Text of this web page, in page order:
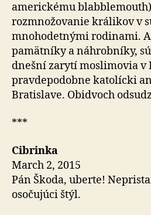
americkému
rozmnožovanie králikov v
mnohodetnými rodinami.
pamätníky a náhrobníky,
dnešní zarytí moslimovia v
pravdepodobne katolícki
Bratislave. Obidvoch
***
Cibrinka
March 2, 2015
Pán Škoda, uberte!
osočujúci štýl.